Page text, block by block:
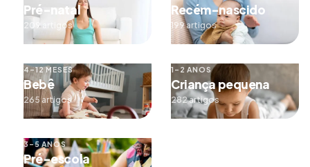
Pré-natal
209 artigos
Recém-nascido
199 artigos
4–12 MESES
Bebê
265 artigos
1–2 ANOS
Criança pequena
282 artigos
3–5 ANOS
Pré-escola